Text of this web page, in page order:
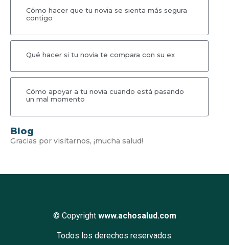
Cómo hacer que tu novia se sienta más segura
contigo
Qué hacer si tu novia te compara con su ex
Cómo apoyar a tu novia cuando está pasando
un mal momento
Blog
Gracias por visitarnos, ¡mucha salud!
© Copyright www.achosalud.com
Todos los derechos reservados.